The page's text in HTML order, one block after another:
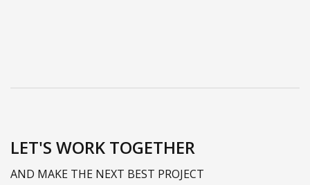
LET'S WORK TOGETHER
AND MAKE THE NEXT BEST PROJECT